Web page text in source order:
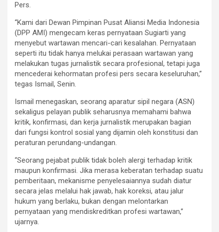
Pers.
“Kami dari Dewan Pimpinan Pusat Aliansi Media Indonesia
(DPP AMI) mengecam keras pernyataan Sugiarti yang
menyebut wartawan mencari-cari kesalahan. Pernyataan
seperti itu tidak hanya melukai perasaan wartawan yang
melakukan tugas jurnalistik secara profesional, tetapi juga
mencederai kehormatan profesi pers secara keseluruhan,”
tegas Ismail, Senin.
Ismail menegaskan, seorang aparatur sipil negara (ASN)
sekaligus pelayan publik seharusnya memahami bahwa
kritik, konfirmasi, dan kerja jurnalistik merupakan bagian
dari fungsi kontrol sosial yang dijamin oleh konstitusi dan
peraturan perundang-undangan.
“Seorang pejabat publik tidak boleh alergi terhadap kritik
maupun konfirmasi. Jika merasa keberatan terhadap suatu
pemberitaan, mekanisme penyelesaiannya sudah diatur
secara jelas melalui hak jawab, hak koreksi, atau jalur
hukum yang berlaku, bukan dengan melontarkan
pernyataan yang mendiskreditkan profesi wartawan,”
ujarnya.